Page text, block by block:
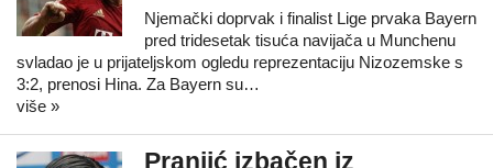
Njemački doprvak i finalist Lige prvaka Bayern
pred tridesetak tisuća navijača u Munchenu
svladao je u prijateljskom ogledu reprezentaciju Nizozemske s
3:2, prenosi Hina. Za Bayern su…
više »
Pranjić izbačen iz